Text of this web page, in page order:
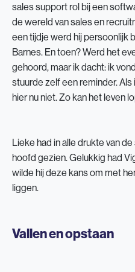
sales support rol bij een
de wereld van sales en
een tijdje werd hij persoonlijk
Barnes. En toen? Werd het
gehoord, maar ik dacht: ik
stuurde zelf een reminder.
hier nu niet. Zo kan het leven
Lieke had in alle drukte van
hoofd gezien. Gelukkig had
wilde hij deze kans om met
liggen.
Vallen en opstaan